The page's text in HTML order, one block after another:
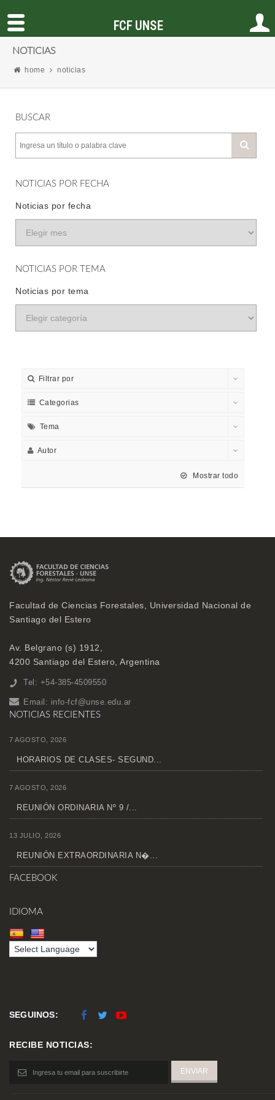
NOTICIAS
home noticias
BUSCAR
NOTICIAS POR FECHA
Noticias por fecha
NOTICIAS POR TEMA
Noticias por tema
Filtrar por
Categorias
Tema
Autor
Mostrar todo
Facultad de Ciencias Forestales, Universidad Nacional de
Santiago del Estero
Av. Belgrano (s) 1912,
4200 Santiago del Estero, Argentina
Tel: +54-385-4509550
Email: info-fcf@unse.edu.ar
NOTICIAS RECIENTES
7 AGOSTO, 2026
HORARIOS DE CLASES- SEGUND...
7 AGOSTO, 2026
REUNIÓN ORDINARIA Nº 9 /...
13 JULIO, 2026
REUNIÓN EXTRAORDINARIA N�...
FACEBOOK
IDIOMA
SEGUINOS:
RECIBE NOTICIAS:
FCF UNSE